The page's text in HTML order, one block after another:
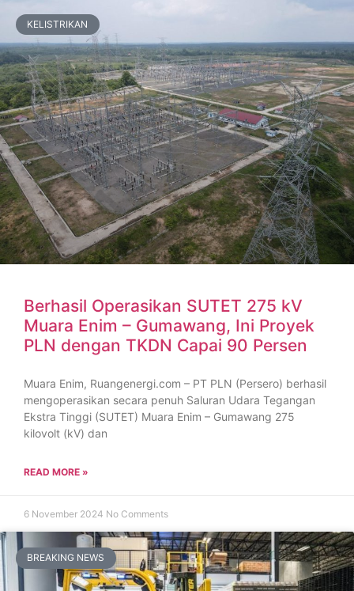
KELISTRIKAN
Berhasil Operasikan SUTET 275 kV
Muara Enim – Gumawang, Ini Proyek
PLN dengan TKDN Capai 90 Persen
Muara Enim, Ruangenergi.com – PT PLN (Persero) berhasil
mengoperasikan secara penuh Saluran Udara Tegangan
Ekstra Tinggi (SUTET) Muara Enim – Gumawang 275
kilovolt (kV) dan
READ MORE »
6 November 2024 No Comments
BREAKING NEWS